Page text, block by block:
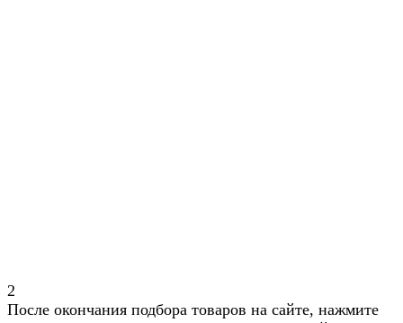
2
После окончания подбора товаров на сайте, нажмите